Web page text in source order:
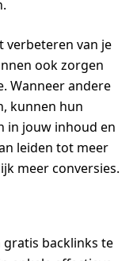
verbeteren van je
ook zorgen
Wanneer andere
kunnen hun
in jouw inhoud en
leiden tot meer
meer conversies.
gratis backlinks te